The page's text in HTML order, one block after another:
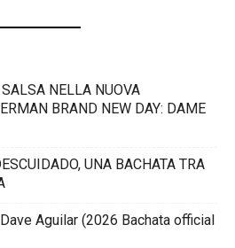
SALSA NELLA NUOVA
BRAND NEW DAY: DAME
UNA BACHATA TRA
Aguilar (2026 Bachata official